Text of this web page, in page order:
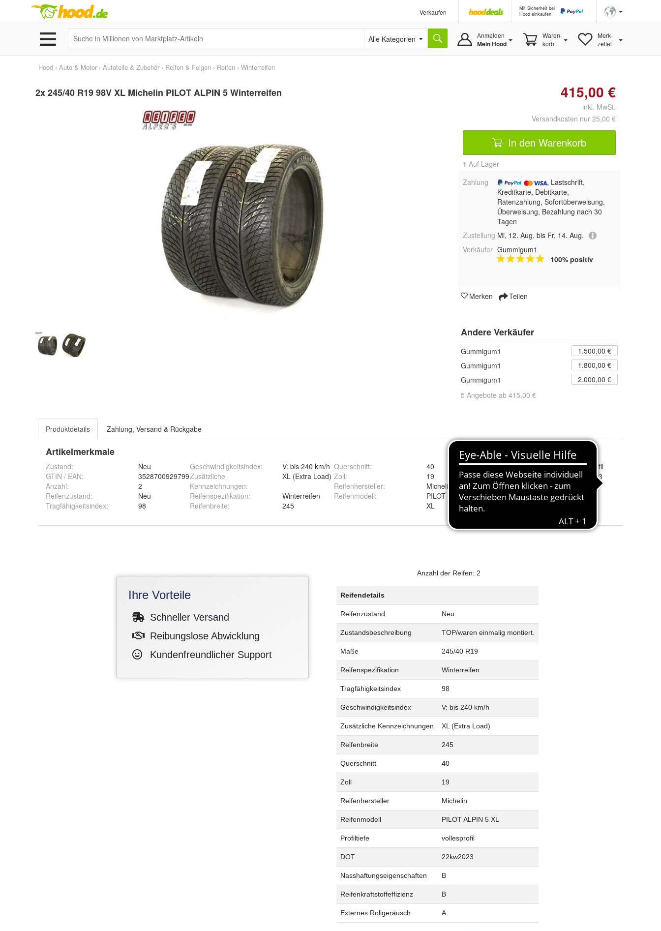
Verkaufen
Mit Sicherheit bei
Hood einkaufen
Alle Kategorien Anmelden
Mein Hood
Waren-
korb
Merk-
zettel
Hood › Auto & Motor › Autoteile & Zubehör › Reifen & Felgen › Reifen › Winterreifen
2x 245/40 R19 98V XL Michelin PILOT ALPIN 5 Winterreifen 415,00 €
inkl. MwSt.
Versandkosten nur 25,00 €
In den Warenkorb
1 Auf Lager
Zahlung
, Lastschrift,
Kreditkarte, Debitkarte,
Ratenzahlung, Sofortüberweisung,
Überweisung, Bezahlung nach 30
Tagen
Zustellung Mi, 12. Aug. bis Fr, 14. Aug.
Verkäufer Gummigum1
100% positiv
Merken Teilen
Andere Verkäufer
Gummigum1
1.500,00 €
Gummigum1
1.800,00 €
Gummigum1
2.000,00 €
5 Angebote ab 415,00 €
Produktdetails Zahlung, Versand & Rückgabe
Artikelmerkmale
Zustand:
Neu
GTIN / EAN:
3528700929799
Anzahl:
2
Reifenzustand:
Neu
Tragfähigkeitsindex: 98
Geschwindigkeitsindex:
V: bis 240 km/h
Zusätzliche
Kennzeichnungen:
XL (Extra Load)
Reifenspezifikation:
Winterreifen
Reifenbreite: 245
Querschnitt:
40
Zoll:
19
Reifenhersteller:
Michelin
Reifenmodell:
PILOT ALPIN 5
XL
Profiltiefe:
vollesprofil
DOT:
22kw2023
Nasshaftungseigenschaften:
Reifenkraftstoffeffizienz :
B
Externes Rollgeräusch